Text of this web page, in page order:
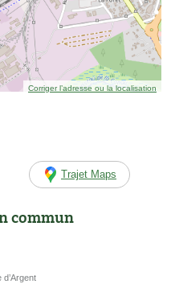
Corriger l’adresse ou la localisation
Trajet Maps
commun